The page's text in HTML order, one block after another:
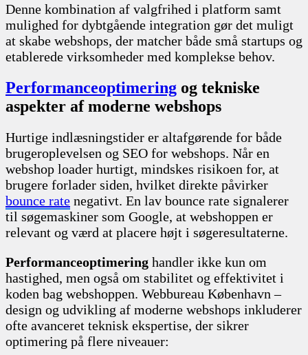
Denne kombination af valgfrihed i platform samt
mulighed for dybtgående integration gør det muligt
at skabe webshops, der matcher både små startups og
etablerede virksomheder med komplekse behov.
Performanceoptimering og tekniske
aspekter af moderne webshops
Hurtige indlæsningstider er altafgørende for både
brugeroplevelsen og SEO for webshops. Når en
webshop loader hurtigt, mindskes risikoen for, at
brugere forlader siden, hvilket direkte påvirker
bounce rate negativt. En lav bounce rate signalerer
til søgemaskiner som Google, at webshoppen er
relevant og værd at placere højt i søgeresultaterne.
Performanceoptimering handler ikke kun om
hastighed, men også om stabilitet og effektivitet i
koden bag webshoppen. Webbureau København –
design og udvikling af moderne webshops inkluderer
ofte avanceret teknisk ekspertise, der sikrer
optimering på flere niveauer: